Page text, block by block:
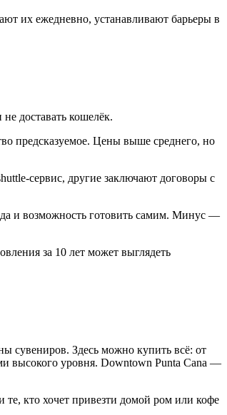
их ежедневно, устанавливают барьеры в
доставать кошелёк.
предсказуемое. Цены выше среднего, но
сервис, другие заключают договоры с
и возможность готовить самим. Минус —
за 10 лет может выглядеть
сувениров. Здесь можно купить всё: от
высокого уровня. Downtown Punta Cana —
кто хочет привезти домой ром или кофе